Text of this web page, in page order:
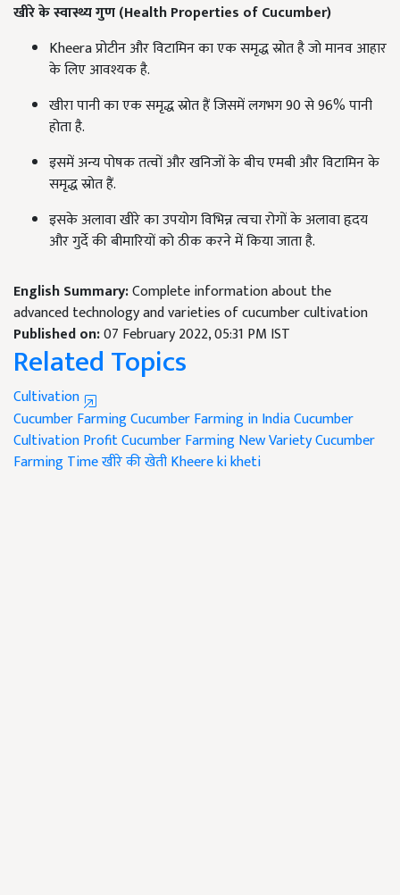
खीरे के स्वास्थ्य गुण (Health Properties of Cucumber)
Kheera प्रोटीन और विटामिन का एक समृद्ध स्रोत है जो मानव आहार
के लिए आवश्यक है.
खीरा पानी का एक समृद्ध स्रोत हैं जिसमें लगभग 90 से 96% पानी
होता है.
इसमें अन्य पोषक तत्वों और खनिजों के बीच एमबी और विटामिन के
समृद्ध स्रोत हैं.
इसके अलावा खीरे का उपयोग विभिन्न त्वचा रोगों के अलावा हृदय
और गुर्दे की बीमारियों को ठीक करने में किया जाता है.
English Summary:Complete information about the
advanced technology and varieties of cucumber cultivation
Published on:07 February 2022, 05:31 PM IST
Related Topics
Cultivation
Cucumber FarmingCucumber Farming in IndiaCucumber
Cultivation ProfitCucumber Farming New VarietyCucumber
Farming Timeखीरे की खेतीKheere ki kheti